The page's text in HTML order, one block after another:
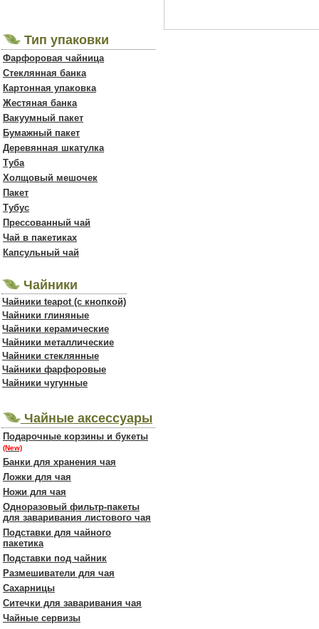
Тип упаковки
Фарфоровая чайница
Стеклянная банка
Картонная упаковка
Жестяная банка
Вакуумный пакет
Бумажный пакет
Деревянная шкатулка
Туба
Холщовый мешочек
Пакет
Тубус
Прессованный чай
Чай в пакетиках
Капсульный чай
Чайники
Чайники teapot (с кнопкой)
Чайники глиняные
Чайники керамические
Чайники металлические
Чайники стеклянные
Чайники фарфоровые
Чайники чугунные
Чайные аксессуары
Подарочные корзины и букеты
(New)
Банки для хранения чая
Ложки для чая
Ножи для чая
Одноразовый фильтр-пакеты
для заваривания листового чая
Подставки для чайного
пакетика
Подставки под чайник
Размешиватели для чая
Сахарницы
Ситечки для заваривания чая
Чайные сервизы